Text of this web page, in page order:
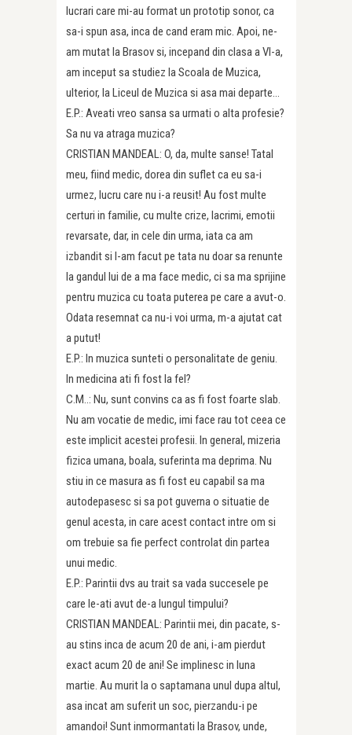
lucrari care mi-au format un prototip sonor, ca
sa-i spun asa, inca de cand eram mic. Apoi, ne-
am mutat la Brasov si, incepand din clasa a VI-a,
am inceput sa studiez la Scoala de Muzica,
ulterior, la Liceul de Muzica si asa mai departe…
E.P.: Aveati vreo sansa sa urmati o alta profesie?
Sa nu va atraga muzica?
CRISTIAN MANDEAL: O, da, multe sanse! Tatal
meu, fiind medic, dorea din suflet ca eu sa-i
urmez, lucru care nu i-a reusit! Au fost multe
certuri in familie, cu multe crize, lacrimi, emotii
revarsate, dar, in cele din urma, iata ca am
izbandit si l-am facut pe tata nu doar sa renunte
la gandul lui de a ma face medic, ci sa ma sprijine
pentru muzica cu toata puterea pe care a avut-o.
Odata resemnat ca nu-i voi urma, m-a ajutat cat
a putut!
E.P.: In muzica sunteti o personalitate de geniu.
In medicina ati fi fost la fel?
C.M..: Nu, sunt convins ca as fi fost foarte slab.
Nu am vocatie de medic, imi face rau tot ceea ce
este implicit acestei profesii. In general, mizeria
fizica umana, boala, suferinta ma deprima. Nu
stiu in ce masura as fi fost eu capabil sa ma
autodepasesc si sa pot guverna o situatie de
genul acesta, in care acest contact intre om si
om trebuie sa fie perfect controlat din partea
unui medic.
E.P.: Parintii dvs au trait sa vada succesele pe
care le-ati avut de-a lungul timpului?
CRISTIAN MANDEAL: Parintii mei, din pacate, s-
au stins inca de acum 20 de ani, i-am pierdut
exact acum 20 de ani! Se implinesc in luna
martie. Au murit la o saptamana unul dupa altul,
asa incat am suferit un soc, pierzandu-i pe
amandoi! Sunt inmormantati la Brasov, unde,